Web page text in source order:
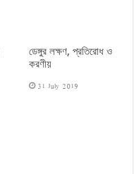
ডেঙ্গুর লক্ষণ, প্রতিরোধ ও
করণীয়
31 July 2019